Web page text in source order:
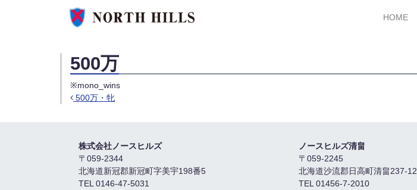
HOME
500万
※mono_wins
500万・牝
株式会社ノースヒルズ
〒059-2344
北海道新冠郡新冠町字美宇198番5
TEL 0146-47-5031
ノースヒルズ清畠
〒059-2245
北海道沙流郡日高町清畠237-12
TEL 01456-7-2010